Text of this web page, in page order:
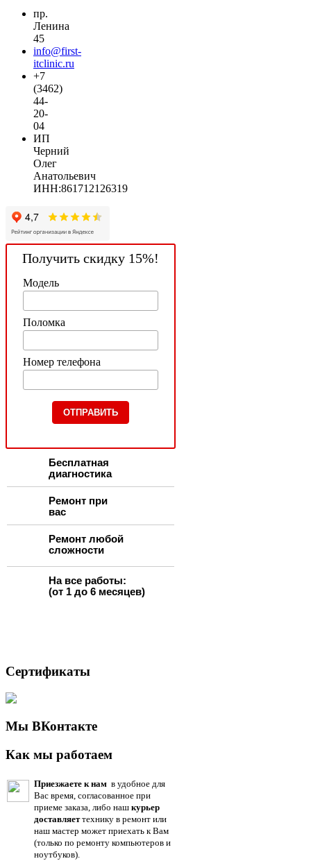
пр.
Ленина
45
info@first-
itclinic.ru
+7
(3462)
44-
20-
04
ИП
Черний
Олег
Анатольевич
ИНН:861712126319
Получить скидку 15%!
Модель
Поломка
Номер телефона
Бесплатная
диагностика
Ремонт при
вас
Ремонт любой
сложности
На все работы:
(от 1 до 6 месяцев)
Сертификаты
Мы ВКонтакте
Как мы работаем
Приезжаете к нам в удобное для
Вас время, согласованное при
приеме заказа, либо наш курьер
доставляеттехнику в ремонт или
наш мастер может приехать к Вам
(только по ремонту компьютеров и
ноутбуков).